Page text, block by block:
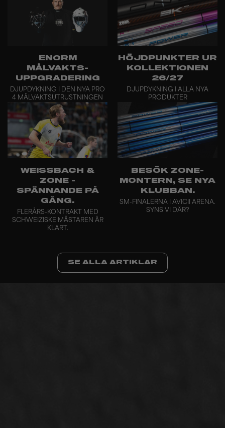
ENORM
MÅLVAKTS-
UPPGRADERING
DJUPDYKNING I DEN NYA PRO
4 MÅLVAKTSUTRUSTNINGEN
HÖJDPUNKTER UR
KOLLEKTIONEN
26/27
DJUPDYKNING I ALLA NYA
PRODUKTER
WEISSBACH &
ZONE -
SPÄNNANDE PÅ
GÅNG.
FLERÅRS-KONTRAKT MED
SCHWEIZISKE MÄSTAREN ÄR
KLART.
BESÖK ZONE-
MONTERN, SE NYA
KLUBBAN.
SM-FINALERNA I AVICII ARENA.
SYNS VI DÄR?
SE ALLA ARTIKLAR